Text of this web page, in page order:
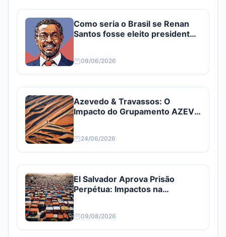
Como seria o Brasil se Renan
Santos fosse eleito presidente?
09/06/2026
Azevedo & Travassos: O
Impacto do Grupamento AZEV3
24/06/2026
El Salvador Aprova Prisão
Perpétua: Impactos na
09/08/2026